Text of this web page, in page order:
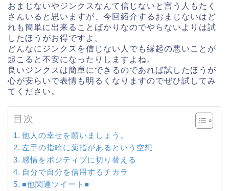
おまじないやジンクスなんて信じないと言う人もたく
さんいると思いますが、今回紹介するおまじないはど
れも簡単に出来ることばかりなのでやらないよりは試
したほうがお得ですよ。
どんなにジンクスを信じない人でも縁起の悪いことが
起こると不安になったりしますよね。
良いジンクスは簡単にできるのであれば試したほうが
心が安らいで表情も明るくなりますのでぜひ試してみ
てください。
目次
他人の幸せを願いましょう。
左手の指輪に薬指があるという空想
感情をポジティブに切り替える
自分で自分を信用するチカラ
■他関連ツイート■